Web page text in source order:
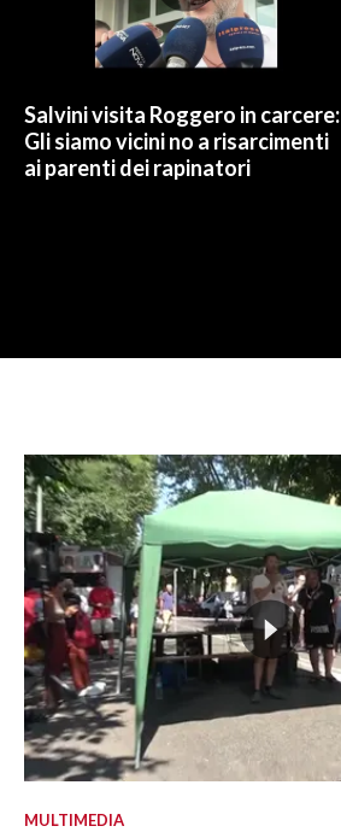
Salvini visita Roggero in carcere:
Gli siamo vicini no a risarcimenti
ai parenti dei rapinatori
MULTIMEDIA